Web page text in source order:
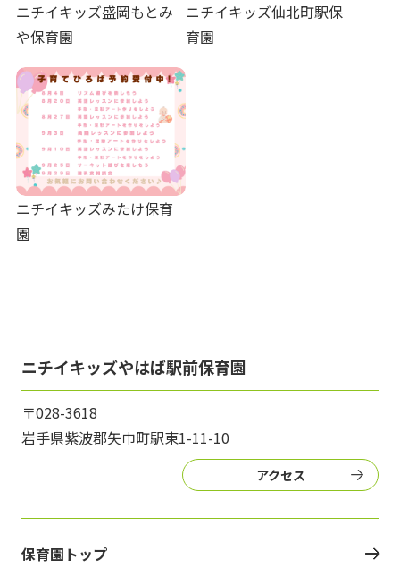
ニチイキッズ盛岡もとみ
や保育園
ニチイキッズ仙北町駅保
育園
ニチイキッズみたけ保育
園
ニチイキッズやはば駅前保育園
〒028-3618
岩手県紫波郡矢巾町駅東1-11-10
アクセス
保育園トップ